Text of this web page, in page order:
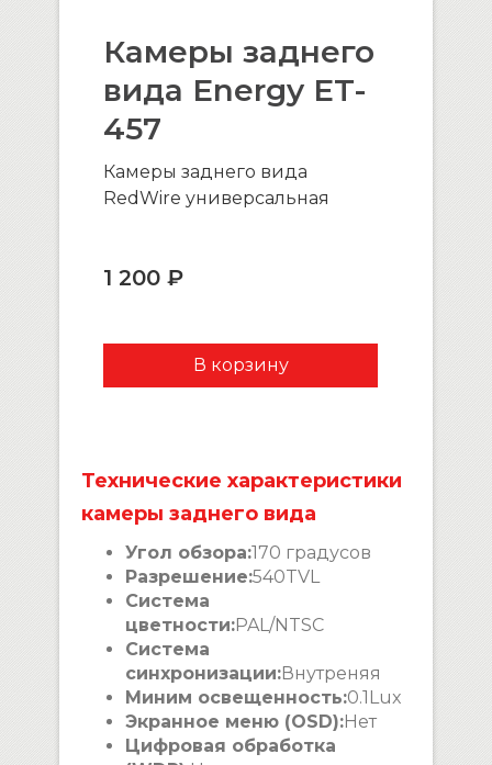
Камеры заднего
вида Energy ET-
457
Камеры заднего вида
RedWire универсальная
1 200 ₽
Технические характеристики
камеры заднего вида
Угол обзора:170 градусов
Разрешение:540TVL
Система
цветности:PAL/NTSC
Система
синхронизации:Внутреняя
Миним освещенность:0.1Lux
Экранное меню (OSD):Нет
Цифровая обработка